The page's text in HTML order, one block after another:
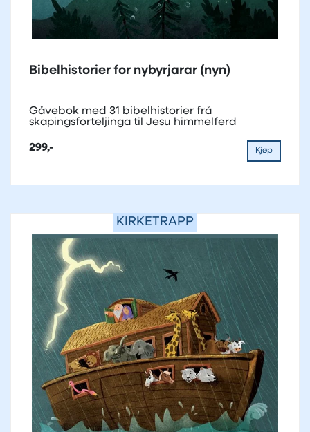
Bibelhistorier for nybyrjarar (nyn)
Gåvebok med 31 bibelhistorier frå
skapingsforteljinga til Jesu himmelferd
299,- Kjøp
KIRKETRAPP